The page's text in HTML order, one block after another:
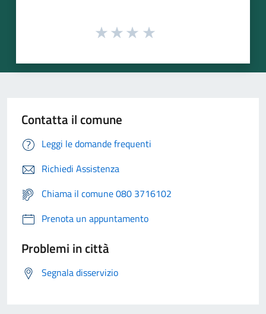
Contatta il comune
Leggi le domande frequenti
Richiedi Assistenza
Chiama il comune 080 3716102
Prenota un appuntamento
Problemi in città
Segnala disservizio